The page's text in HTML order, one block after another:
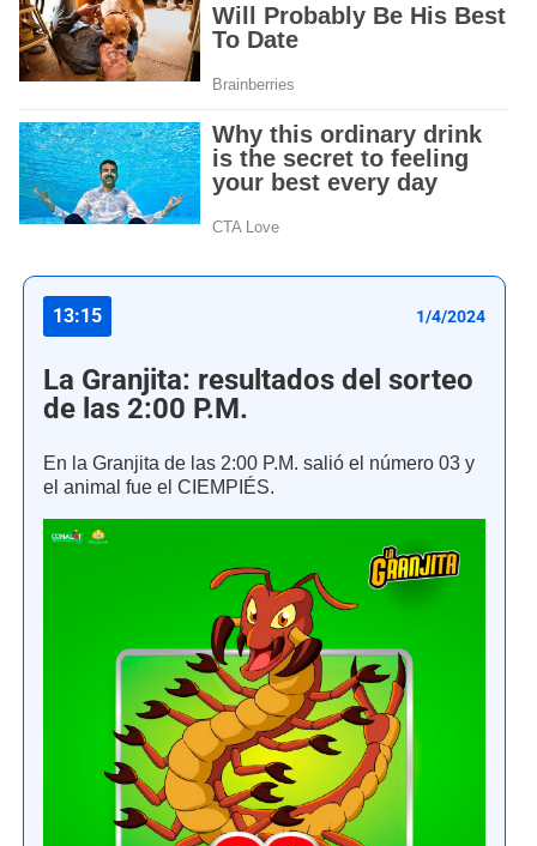
13:15 1/4/2024
La Granjita: resultados del sorteo
de las 2:00 P.M.
En la Granjita de las 2:00 P.M. salió el número 03 y
el animal fue el CIEMPIÉS.